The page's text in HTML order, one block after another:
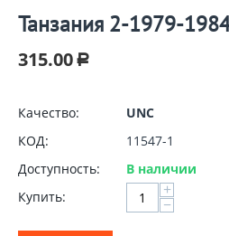
Танзания 2-1979-
315.00 Р
Качество:
UNC
КОД:
11547-1
Доступность:
В наличии
Купить:
+
−